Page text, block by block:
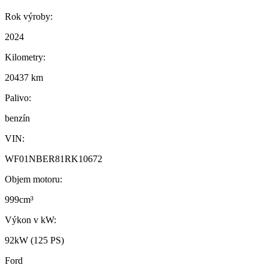
Rok výroby:
2024
Kilometry:
20437 km
Palivo:
benzín
VIN:
WF01NBER81RK10672
Objem motoru:
999cm³
Výkon v kW:
92kW (125 PS)
Ford